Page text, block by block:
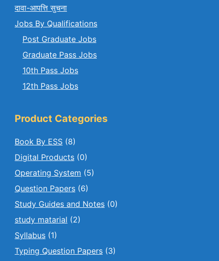
दावा-आपत्ति सुचना
Jobs By Qualifications
Post Graduate Jobs
Graduate Pass Jobs
10th Pass Jobs
12th Pass Jobs
Product Categories
Book By ESS (8)
Digital Products (0)
Operating System (5)
Question Papers (6)
Study Guides and Notes (0)
study matarial (2)
Syllabus (1)
Typing Question Papers (3)